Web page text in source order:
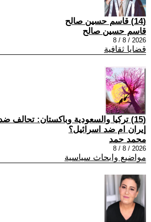
(14) قاسم حسين صالح
قاسم حسين صالح
2026 / 8 / 8
قضايا ثقافية
(15) تركيا والسعودية وباكستان: تحالف
إيران ام ضد اسرائيل؟
محمد حمد
2026 / 8 / 8
مواضيع وابحاث سياسية